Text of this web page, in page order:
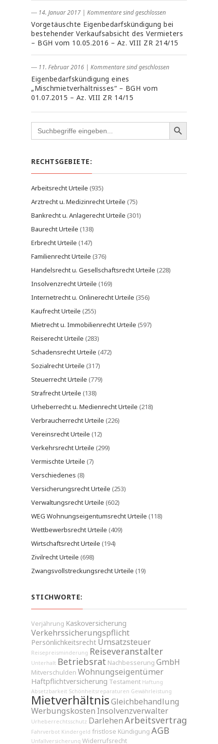
― 14. Januar 2017 | Kommentare sind geschlossen
Vorgetäuschte Eigenbedarfskündigung bei
bestehender Verkaufsabsicht des Vermieters
– BGH vom 10.05.2016 – Az. VIII ZR 214/15
― 11. Februar 2016 | Kommentare sind geschlossen
Eigenbedarfskündigung eines
„Mischmietverhältnisses“ – BGH vom
01.07.2015 – Az. VIII ZR 14/15
Search
for:
RECHTSGEBIETE:
Arbeitsrecht Urteile (935)
Arztrecht u. Medizinrecht Urteile (75)
Bankrecht u. Anlagerecht Urteile (301)
Baurecht Urteile (138)
Erbrecht Urteile (147)
Familienrecht Urteile (376)
Handelsrecht u. Gesellschaftsrecht Urteile (228)
Insolvenzrecht Urteile (169)
Internetrecht u. Onlinerecht Urteile (356)
Kaufrecht Urteile (255)
Mietrecht u. Immobilienrecht Urteile (597)
Reiserecht Urteile (283)
Schadensrecht Urteile (472)
Sozialrecht Urteile (317)
Steuerrecht Urteile (779)
Strafrecht Urteile (138)
Urheberrecht u. Medienrecht Urteile (218)
Verbraucherrecht Urteile (226)
Vereinsrecht Urteile (12)
Verkehrsrecht Urteile (299)
Vermischte Urteile (7)
Verschiedenes (8)
Versicherungsrecht Urteile (253)
Verwaltungsrecht Urteile (602)
WEG Wohnungseigentumsrecht Urteile (118)
Wettbewerbsrecht Urteile (409)
Wirtschaftsrecht Urteile (194)
Zivilrecht Urteile (698)
Zwangsvollstreckungsrecht Urteile (19)
STICHWORTE:
Verjährung Kaskoversicherung
Verkehrssicherungspflicht
Persönlichkeitsrecht Umsatzsteuer
Reisepreisminderung Reiseveranstalter
Unterhalt Betriebsrat Nachbesserung GmbH
Mitverschulden Wohnungseigentümer
Haftpflichtversicherung Testament Haftung
Absetzbarkeit Schönheitsreparaturen Gewährleistung
MietverhältnisGleichbehandlung
Werbungskosten Insolvenzverwalter
Urheberrechtsschutz DarlehenArbeitsvertrag
Fahrverbot Kindergeld fristlose Kündigung AGB
Unfallversicherung Widerrufsrecht